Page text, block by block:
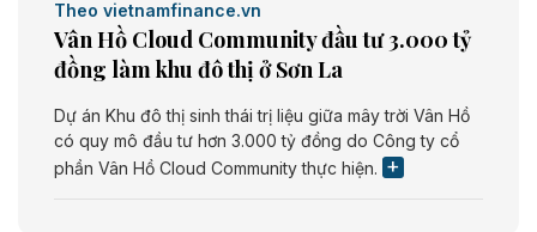
Theo vietnamfinance.vn
Vân Hồ Cloud Community đầu tư 3.000 tỷ
đồng làm khu đô thị ở Sơn La
Dự án Khu đô thị sinh thái trị liệu giữa mây trời Vân Hồ
có quy mô đầu tư hơn 3.000 tỷ đồng do Công ty cổ
phần Vân Hồ Cloud Community thực hiện.